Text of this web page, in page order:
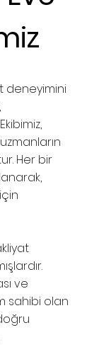
deneyimini
Her bir
ve
sahibi olan